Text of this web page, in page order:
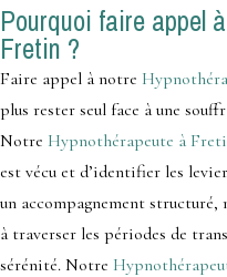
Pourquoi faire appel
Fretin ?
Faire appel à notre
plus rester seul face à une
Notre Hypnothérapeute à
est vécu et d’identifier les
un accompagnement structuré,
à traverser les périodes de
sérénité. Notre